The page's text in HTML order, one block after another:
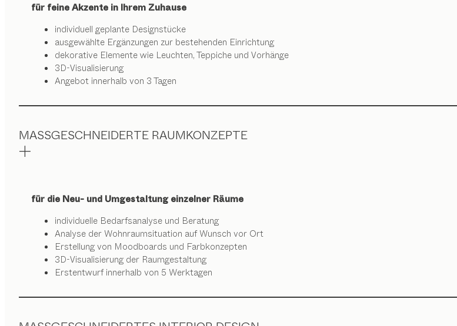
für feine Akzente in Ihrem Zuhause
individuell geplante Designstücke
ausgewählte Ergänzungen zur bestehenden Einrichtung
dekorative Elemente wie Leuchten, Teppiche und Vorhänge
3D-Visualisierung
Angebot innerhalb von 3 Tagen
MASSGESCHNEIDERTE RAUMKONZEPTE
für die Neu- und Umgestaltung einzelner Räume
individuelle Bedarfsanalyse und Beratung
Analyse der Wohnraumsituation auf Wunsch vor Ort
Erstellung von Moodboards und Farbkonzepten
3D-Visualisierung der Raumgestaltung
Erstentwurf innerhalb von 5 Werktagen